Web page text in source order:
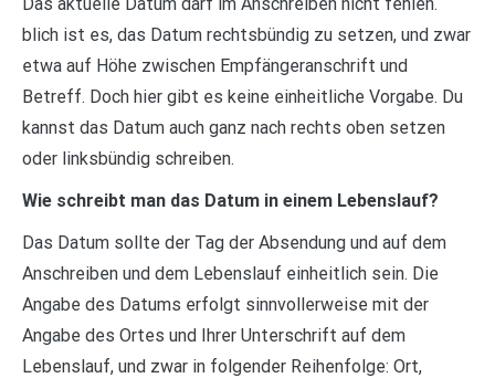
blich ist es, das Datum rechtsbündig zu setzen, und zwar
etwa auf Höhe zwischen Empfängeranschrift und
Betreff. Doch hier gibt es keine einheitliche Vorgabe. Du
kannst das Datum auch ganz nach rechts oben setzen
oder linksbündig schreiben.
Wie schreibt man das Datum in einem Lebenslauf?
Das Datum sollte der Tag der Absendung und auf dem
Anschreiben und dem Lebenslauf einheitlich sein. Die
Angabe des Datums erfolgt sinnvollerweise mit der
Angabe des Ortes und Ihrer Unterschrift auf dem
Lebenslauf, und zwar in folgender Reihenfolge: Ort,